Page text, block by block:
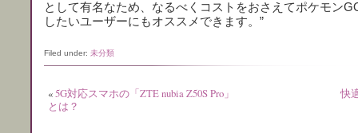
として有名なため、なるべくコストをおさえてポケモン
したいユーザーにもオススメできます。”
Filed under: 未分類
«5G対応スマホの「ZTE nubia Z50S Pro」
とは？
快